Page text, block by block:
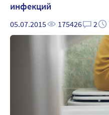
инфекций
05.07.2015 175426 2